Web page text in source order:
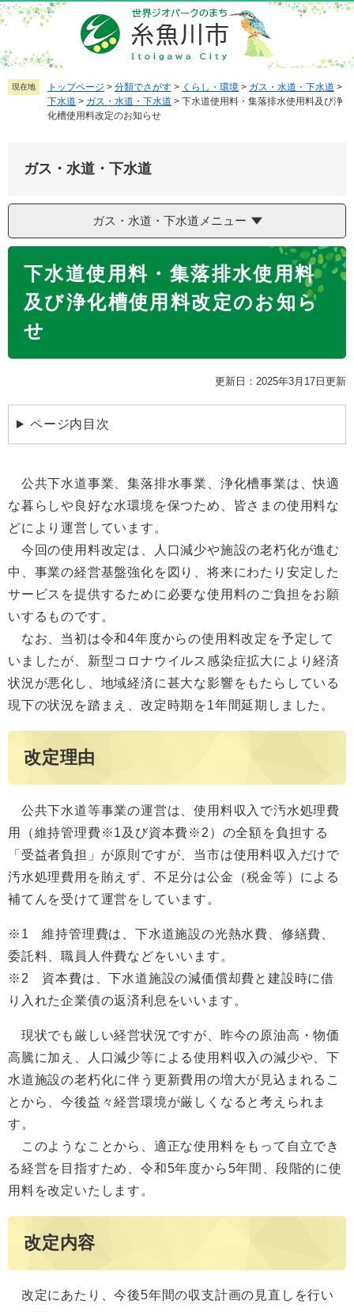
ペ
ー
ジ
の
先
メ
ニ
ュ
ー
を現在地 トップページ > 分類でさがす > くらし・環境 > ガス・水道・下水道 >
下水道 > ガス・水道・下水道 > 下水道使用料・集落排水使用料及び浄
化槽使用料改定のお知らせ
ガス・水道・下水道
ガス・水道・下水道メニュー
下水道使用料・集落排水使用料
及び浄化槽使用料改定のお知ら
せ
更新日：2025年3月17日更新
ページ内目次
公共下水道事業、集落排水事業、浄化槽事業は、快適
な暮らしや良好な水環境を保つため、皆さまの使用料な
どにより運営しています。
今回の使用料改定は、人口減少や施設の老朽化が進む
中、事業の経営基盤強化を図り、将来にわたり安定した
サービスを提供するために必要な使用料のご負担をお願
いするものです。
なお、当初は令和4年度からの使用料改定を予定して
いましたが、新型コロナウイルス感染症拡大により経済
状況が悪化し、地域経済に甚大な影響をもたらしている
現下の状況を踏まえ、改定時期を1年間延期しました。
改定理由
公共下水道等事業の運営は、使用料収入で汚水処理費
用（維持管理費※1及び資本費※2）の全額を負担する
「受益者負担」が原則ですが、当市は使用料収入だけで
汚水処理費用を賄えず、不足分は公金（税金等）による
補てんを受けて運営をしています。
※1 維持管理費は、下水道施設の光熱水費、修繕費、
委託料、職員人件費などをいいます。
※2 資本費は、下水道施設の減価償却費と建設時に借
り入れた企業債の返済利息をいいます。
現状でも厳しい経営状況ですが、昨今の原油高・物価
高騰に加え、人口減少等による使用料収入の減少や、下
水道施設の老朽化に伴う更新費用の増大が見込まれるこ
とから、今後益々経営環境が厳しくなると考えられま
す。
このようなことから、適正な使用料をもって自立でき
る経営を目指すため、令和5年度から5年間、段階的に使
用料を改定いたします。
改定内容
改定にあたり、今後5年間の収支計画の見直しを行い